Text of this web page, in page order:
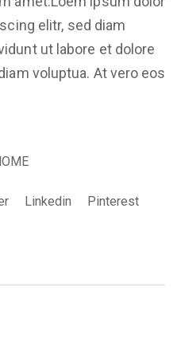
elitr, sed diam
ut labore et dolore
voluptua. At vero eos
Linkedin Pinterest